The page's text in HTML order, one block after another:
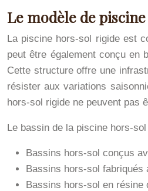
Le modèle de
La piscine hors-sol rigide est
peut être également conçu en
Cette structure offre une
résister aux variations
hors-sol rigide ne peuvent pas
Le bassin de la piscine hors-
Bassins hors-sol conçus
Bassins hors-sol fabriqués
Bassins hors-sol en résine